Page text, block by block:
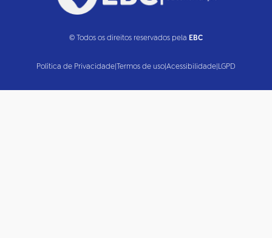
© Todos os direitos reservados pela EBC
Política de Privacidade|Termos de uso|Acessibilidade|LGPD